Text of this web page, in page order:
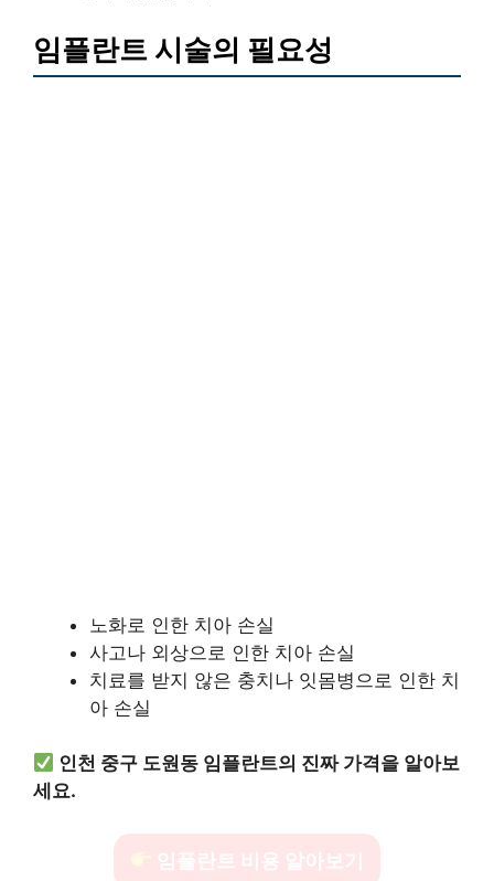
임플란트 시술의 필요성
노화로 인한 치아 손실
사고나 외상으로 인한 치아 손실
치료를 받지 않은 충치나 잇몸병으로 인한 치
아 손실
인천 중구 도원동 임플란트의 진짜 가격을 알아보
세요.
임플란트 비용 알아보기